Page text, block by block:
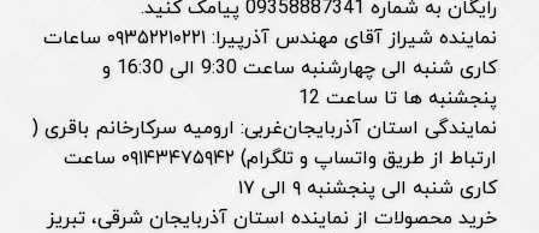
رایگان به شماره 09358887341 پیامک کنید.
نماینده شیراز آقای مهندس آذرپیرا: ۰۹۳۵۲۲۱۰۲۲۱ ساعات
کاری شنبه الی چهارشنبه ساعت 9:30 الی 16:30 و
پنجشنبه ها تا ساعت 12
نمایندگی استان آذربایجان‌غربی: ارومیه سرکارخانم باقری (
ارتباط از طریق واتساپ و تلگرام) ۰۹۱۴۳۴۷۵۹۴۲ ساعت
کاری شنبه الی پنجشنبه ۹ الی ۱۷
خرید محصولات از نماینده استان آذربایجان شرقی، تبریز